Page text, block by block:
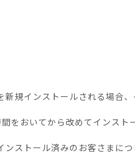
規インストールされる場合
をおいてから改めてインスト
ストール済みのお客さまにつ